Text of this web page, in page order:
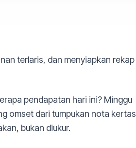
terlaris, dan menyiapkan rekap
pendapatan hari ini? Minggu
omset dari tumpukan nota kertas
bukan diukur.